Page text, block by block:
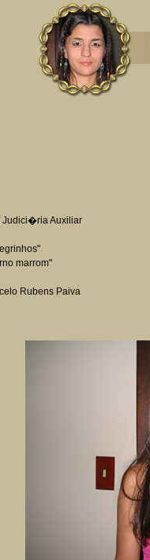
Judici�ria Auxiliar
marrom"
Rubens Paiva